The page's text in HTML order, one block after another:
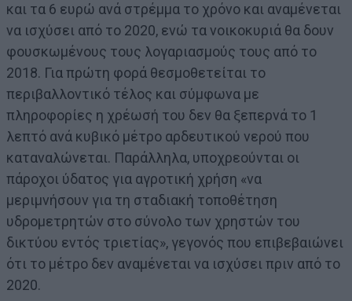
και τα 6 ευρώ ανά στρέμμα το χρόνο και αναμένεται
να ισχύσει από το 2020, ενώ τα νοικοκυριά θα δουν
φουσκωμένους τους λογαριασμούς τους από το
2018. Για πρώτη φορά θεσμοθετείται το
περιβαλλοντικό τέλος και σύμφωνα με
πληροφορίες η χρέωσή του δεν θα ξεπερνά το 1
λεπτό ανά κυβικό μέτρο αρδευτικού νερού που
καταναλώνεται. Παράλληλα, υποχρεούνται οι
πάροχοι ύδατος για αγροτική χρήση «να
μεριμνήσουν για τη σταδιακή τοποθέτηση
υδρομετρητών στο σύνολο των χρηστών του
δικτύου εντός τριετίας», γεγονός που επιβεβαιώνει
ότι το μέτρο δεν αναμένεται να ισχύσει πριν από το
2020.